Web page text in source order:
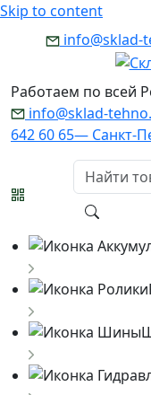
Skip to content
info@sklad-
Работаем по всей
info@sklad-
642 60 65— Санкт-